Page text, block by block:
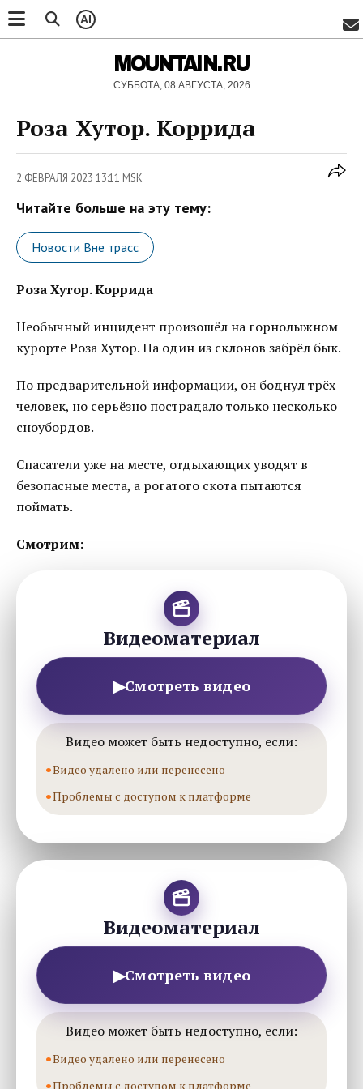
AI
MOUNTAIN.RU
СУББОТА, 08 АВГУСТА, 2026
Роза Хутор. Коррида
2 ФЕВРАЛЯ 2023 13:11 MSK
Читайте больше на эту тему:
Новости Вне трасс
Роза Хутор. Коррида
Необычный инцидент произошёл на горнолыжном
курорте Роза Хутор. На один из склонов забрёл бык.
По предварительной информации, он боднул трёх
человек, но серьёзно пострадало только несколько
сноубордов.
Спасатели уже на месте, отдыхающих уводят в
безопасные места, а рогатого скота пытаются
поймать.
Смотрим:
Видеоматериал
▶Смотреть видео
Видео может быть недоступно, если:
Видео удалено или перенесено
Проблемы с доступом к платформе
Видеоматериал
▶Смотреть видео
Видео может быть недоступно, если:
Видео удалено или перенесено
Проблемы с доступом к платформе